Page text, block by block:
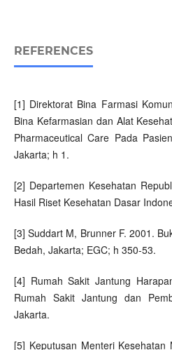
REFERENCES
[1] Direktorat Bina Farmasi
Bina Kefarmasian dan Alat
Pharmaceutical Care Pada
Jakarta; h 1.
[2] Departemen Kesehatan
Hasil Riset Kesehatan Dasar
[3] Suddart M, Brunner F. 2001.
Bedah, Jakarta; EGC; h 350-53.
[4] Rumah Sakit Jantung
Rumah Sakit Jantung dan
Jakarta.
[5] Keputusan Menteri Kesehatan